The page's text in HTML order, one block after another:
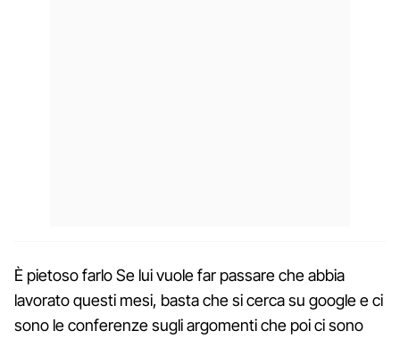
È pietoso farlo Se lui vuole far passare che abbia
lavorato questi mesi, basta che si cerca su google e ci
sono le conferenze sugli argomenti che poi ci sono